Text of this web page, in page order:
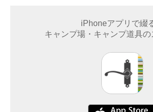
iPhoneアプリで綴
キャンプ場・キャンプ道具の